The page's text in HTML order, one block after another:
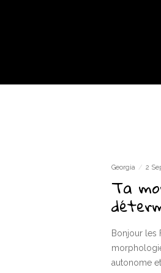
Georgia 2
Ta
Bonjour les
autonome